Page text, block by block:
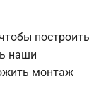
построить
наши
монтаж